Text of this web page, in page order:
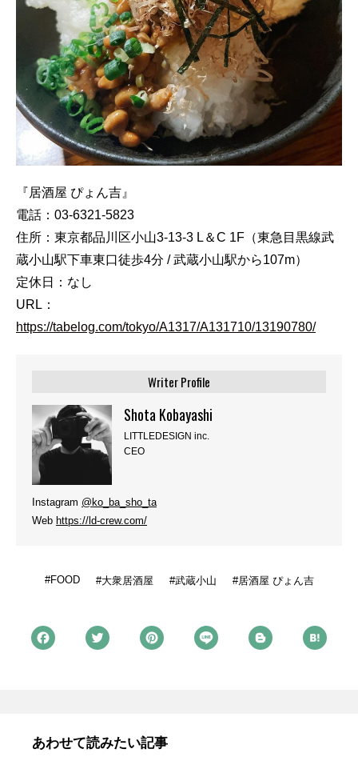
『居酒屋 ぴょん吉』
電話：03-6321-5823
住所：東京都品川区小山3-13-3 L＆C 1F（東急目黒線武
蔵小山駅下車東口徒歩4分 / 武蔵小山駅から107m）
定休日：なし
URL：
https://tabelog.com/tokyo/A1317/A131710/13190780/
Writer Profile
Shota Kobayashi
LITTLEDESIGN inc.
CEO
Instagram @ko_ba_sho_ta
Web https://ld-crew.com/
FOOD 大衆居酒屋 武蔵小山 居酒屋 ぴょん吉
あわせて読みたい記事